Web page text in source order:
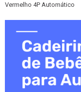
Vermelho 4P Automático